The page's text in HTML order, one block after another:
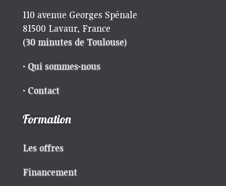
110 avenue Georges Spénale
81500 Lavaur, France
(30 minutes de Toulouse)
· Qui sommes-nous
· Contact
Formation
Les offres
Financement